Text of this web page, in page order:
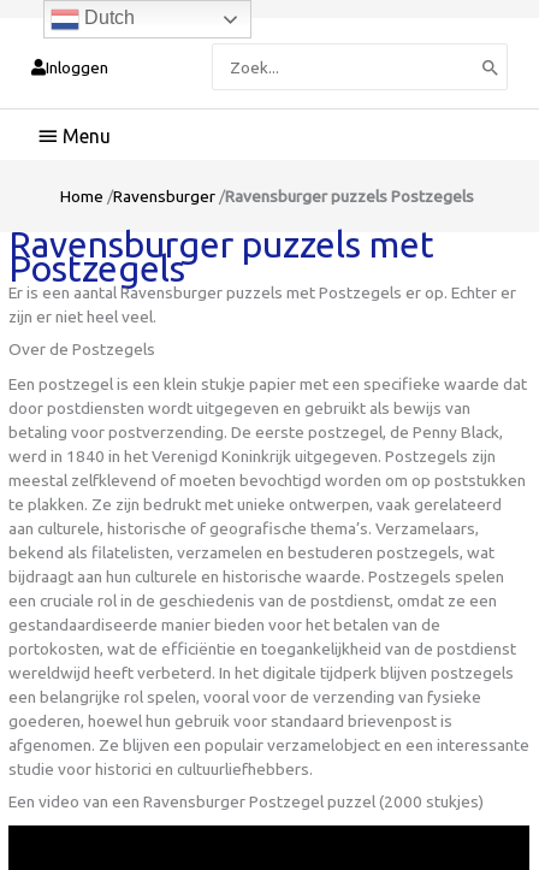
Inloggen
naar:
Hoofdmenu
Home /Ravensburger /Ravensburger puzzels Postzegels
Ravensburger puzzels met
Postzegels
Er is een aantal Ravensburger puzzels met Postzegels er op. Echter er
zijn er niet heel veel.
Over de Postzegels
Een postzegel is een klein stukje papier met een specifieke waarde dat
door postdiensten wordt uitgegeven en gebruikt als bewijs van
betaling voor postverzending. De eerste postzegel, de Penny Black,
werd in 1840 in het Verenigd Koninkrijk uitgegeven. Postzegels zijn
meestal zelfklevend of moeten bevochtigd worden om op poststukken
te plakken. Ze zijn bedrukt met unieke ontwerpen, vaak gerelateerd
aan culturele, historische of geografische thema’s. Verzamelaars,
bekend als filatelisten, verzamelen en bestuderen postzegels, wat
bijdraagt aan hun culturele en historische waarde. Postzegels spelen
een cruciale rol in de geschiedenis van de postdienst, omdat ze een
gestandaardiseerde manier bieden voor het betalen van de
portokosten, wat de efficiëntie en toegankelijkheid van de postdienst
wereldwijd heeft verbeterd. In het digitale tijdperk blijven postzegels
een belangrijke rol spelen, vooral voor de verzending van fysieke
goederen, hoewel hun gebruik voor standaard brievenpost is
afgenomen. Ze blijven een populair verzamelobject en een interessante
studie voor historici en cultuurliefhebbers.
Een video van een Ravensburger Postzegel puzzel (2000 stukjes)
Dutch